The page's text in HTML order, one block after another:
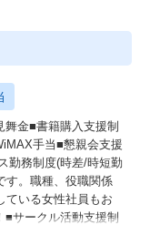
金■書籍購入支援制
手当■懇親会支援
勤務制度(時差/時短勤
す。職種、役職関係
ている女性社員もお
サークル活動支援制